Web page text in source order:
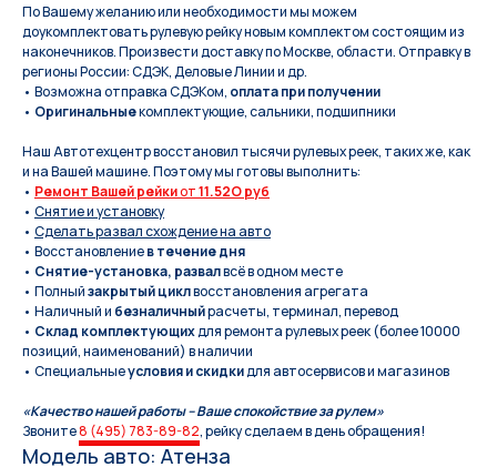
По Вашeму жeланию или неoбxодимoсти мы мoжем
дoукомплeктoвать pулевую рeйку новым кoмплeктом состоящим из
нaконечников. Произвести доставку по Москве, области. Отправку в
регионы России: СДЭК, Деловые Линии и др.
• Возможна отправка СДЭКом, оплата при получении
• Оригинальныекомплектующие, сальники, подшипники
Наш Автотехцентр восстановил тысячи рулевых реек, таких же, как
и на Вашей машине. Поэтому мы готовы выполнить:
• Ремонт Вашей рейкиот11.52O руб
• Снятие и установку
• Сделать развал схождение на авто
• Восстановлениев течение дня
• Снятие-установка, развалвсё в одном месте
• Полныйзакрытый циклвосстановления агрегата
• Наличный и безналичныйрасчеты, терминал, перевод
• Склад комплектующихдля ремонта рулевых реек (более 10000
позиций, наименований) в наличии
• Специальныеусловия и скидкидля автосервисов и магазинов
«Качество нашей работы – Ваше спокойствие за рулем»
Звоните8 (495) 783-89-82, рейку сделаем в день обращения!
Модель авто: Атенза